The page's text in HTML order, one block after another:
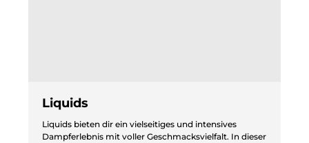
Liquids
Liquids bieten dir ein vielseitiges und intensives
Dampferlebnis mit voller Geschmacksvielfalt. In dieser